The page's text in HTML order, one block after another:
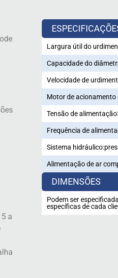
a
Largura útil do
Capacidade do
Velocidade de
Motor de acionamento
Tensão de alimentação
Frequência de
Sistema hidráulico:
Alimentação de ar
DIMENSÕES
Podem ser
específicas de cada